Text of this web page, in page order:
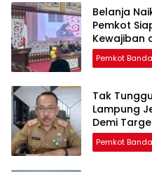
Belanja
Pemkot
Kewajiban
Prioritas
Pemkot
Tak
Lampung
Demi
Pemkot